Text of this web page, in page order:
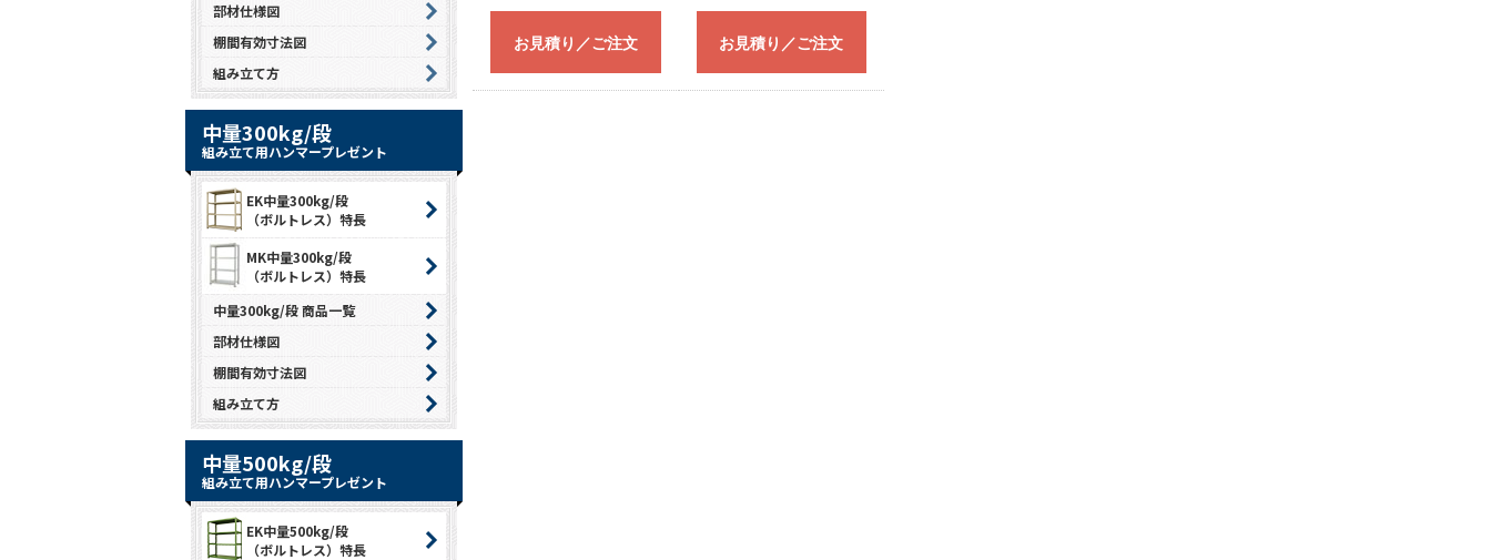
部材仕様図
棚間有効寸法図
組み立て方
中量300kg/段
組み立て用ハンマープレゼント
EK中量300kg/段
（ボルトレス）特長
MK中量300kg/段
（ボルトレス）特長
中量300kg/段 商品一覧
部材仕様図
棚間有効寸法図
組み立て方
中量500kg/段
組み立て用ハンマープレゼント
EK中量500kg/段
（ボルトレス）特長
お見積り／ご注文 お見積り／ご注文